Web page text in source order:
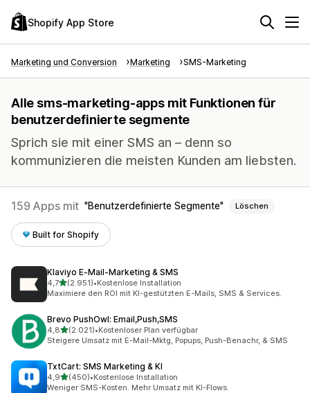
Shopify App Store
Marketing und Conversion Marketing SMS-Marketing
Alle sms-marketing-apps mit Funktionen für
benutzerdefinierte segmente
Sprich sie mit einer SMS an – denn so
kommunizieren die meisten Kunden am liebsten.
159 Apps mit Benutzerdefinierte Segmente Löschen
Built for Shopify
Klaviyo E‑Mail‑Marketing & SMS
4,7von 5 Sternen
(2.951)
2951 Rezensionen insgesamt
•Kostenlose Installation
Maximiere den ROI mit KI-gestützten E-Mails, SMS & Services.
Brevo PushOwl: Email,Push,SMS
4,8von 5 Sternen
(2.021)
2021 Rezensionen insgesamt
•Kostenloser Plan verfügbar
Steigere Umsatz mit E-Mail-Mktg, Popups, Push-Benachr, & SMS
TxtCart: SMS Marketing & KI
4,9von 5 Sternen
(450)
450 Rezensionen insgesamt
•Kostenlose Installation
Weniger SMS-Kosten. Mehr Umsatz mit KI-Flows.